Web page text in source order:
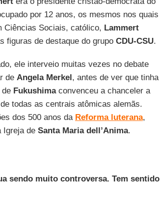
por 12 anos, os mesmos nos quais
Ciências Sociais, católico, Lammert
figuras de destaque do grupo CDU-CSU.
ele interveio muitas vezes no debate
de Angela Merkel, antes de ver que tinha
de Fukushimaconvenceu a chanceler a
todas as centrais atômicas alemãs.
dos 500 anos da Reforma luterana,
Igreja deSanta Maria dell’Anima.
sendo muito controversa. Tem sentido